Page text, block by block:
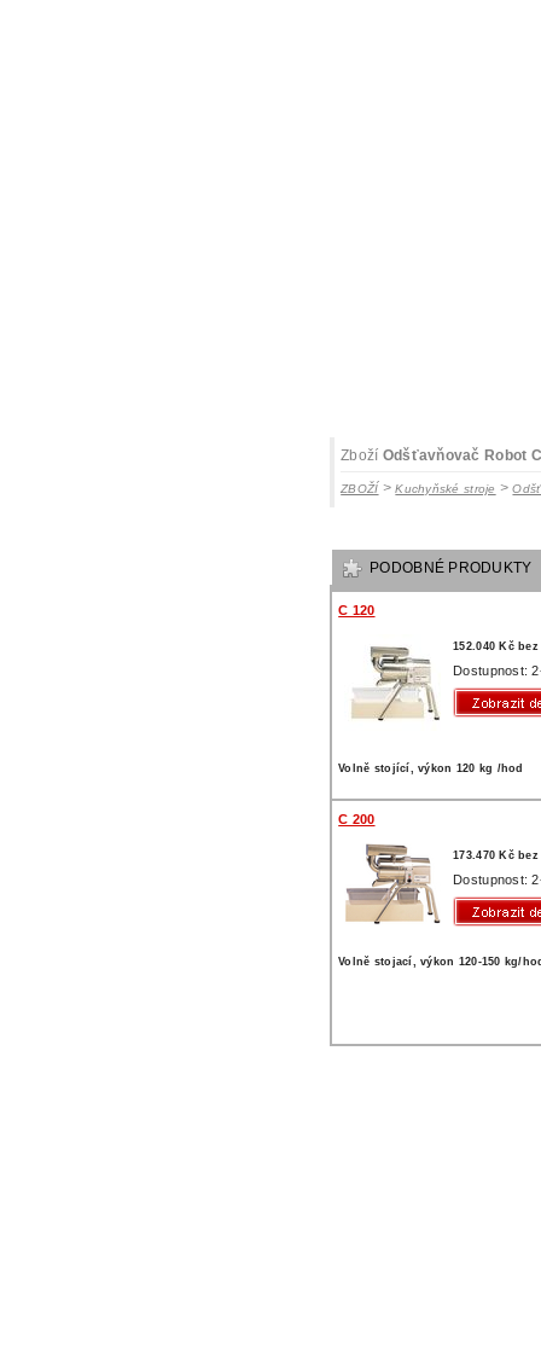
Zboží Odšťavňovač Robot
ZBOŽÍ >Kuchyňské stroje >
PODOBNÉ PRODUKTY
C 120
152.040 Kč bez
Dostupnost:
Volně stojící, výkon 120 kg /hod
C 200
173.470 Kč bez
Dostupnost:
Volně stojací, výkon 120-150 kg/